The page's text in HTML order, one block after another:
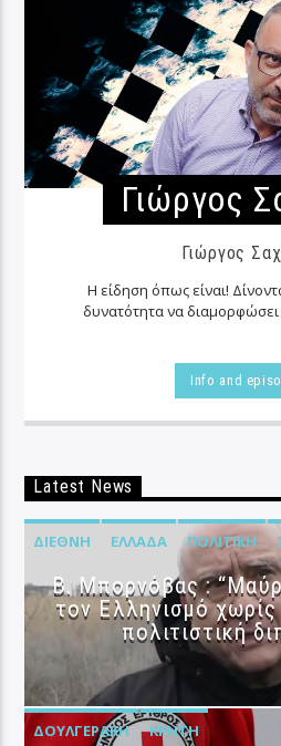
Γιώργος
Γιώργος
Η είδηση όπως είναι!
δυνατότητα να
Info and
Latest News
ΔΙΕΘΝΉ ΕΛΛΆΔΑ ΠΟΛΙΤΙΚΉ
B. Μπορνόβας :
τον Ελληνισμό χωρίς
πολιτιστική
ΔΟΥΛΓΕΡΆΚΗ ΚΡΉΤΗ